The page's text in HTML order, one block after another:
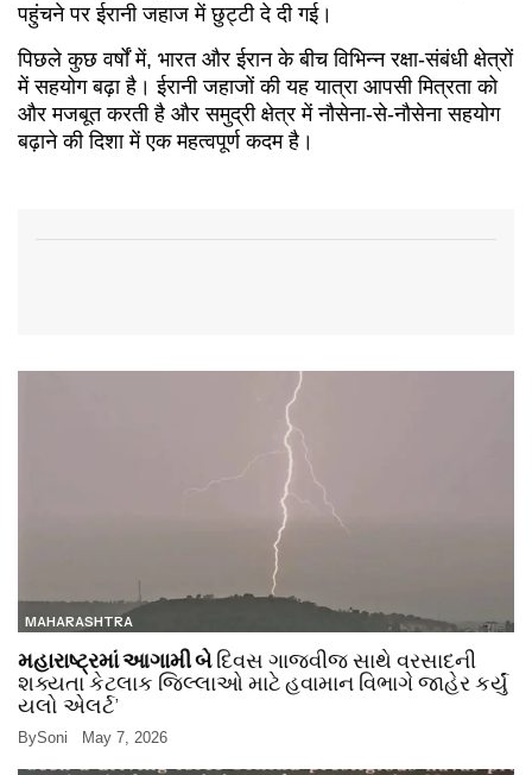
पहुंचने पर ईरानी जहाज में छुट्टी दे दी गई।
पिछले कुछ वर्षों में, भारत और ईरान के बीच विभिन्न रक्षा-संबंधी क्षेत्रों
में सहयोग बढ़ा है। ईरानी जहाजों की यह यात्रा आपसी मित्रता को
और मजबूत करती है और समुद्री क्षेत्र में नौसेना-से-नौसेना सहयोग
बढ़ाने की दिशा में एक महत्वपूर्ण कदम है।
MAHARASHTRA
મહારાષ્ટ્રમાં આગામી બેદિવસ ગાજવીજ સાથે વરસાદની
શક્યતા કેટલાક જિલ્લાઓ માટે હવામાન વિભાગે જાહેર કર્યું
યલો એલર્ટ’
BySoni May 7, 2026